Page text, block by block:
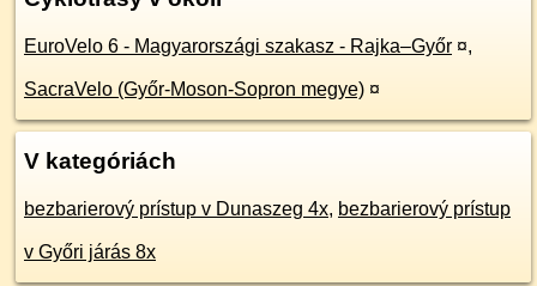
EuroVelo 6 - Magyarországi szakasz - Rajka–Győr ¤,
SacraVelo (Győr-Moson-Sopron megye) ¤
V kategóriách
bezbarierový prístup v Dunaszeg 4x, bezbarierový prístup
v Győri járás 8x